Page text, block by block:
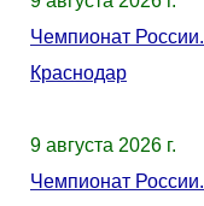
Чемпионат
Краснодар
9 августа 2026 г.
Чемпионат